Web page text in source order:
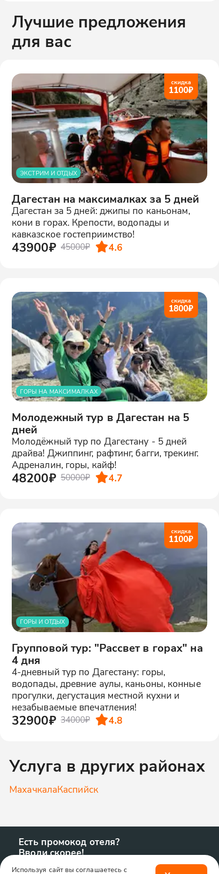
Лучшие предложения
для вас
скидка
1100₽
ЭКСТРИМ И ОТДЫХ
Дагестан на максималках за 5 дней
Дагестан за 5 дней: джипы по каньонам,
кони в горах. Крепости, водопады и
кавказское гостеприимство!
43900₽ 45000₽ 4.6
скидка
1800₽
ГОРЫ НА МАКСИМАЛКАХ
Молодежный тур в Дагестан на 5
дней
Молодёжный тур по Дагестану - 5 дней
драйва! Джиппинг, рафтинг, багги, трекинг.
Адреналин, горы, кайф!
48200₽ 50000₽ 4.7
скидка
1100₽
ГОРЫ И ОТДЫХ
Групповой тур: "Рассвет в горах" на
4 дня
4-дневный тур по Дагестану: горы,
водопады, древние аулы, каньоны, конные
прогулки, дегустация местной кухни и
незабываемые впечатления!
32900₽ 34000₽ 4.8
Услуга в других районах
МахачкалаКаспийск
Есть промокод отеля?
Вводи скорее!
Используя сайт вы соглашаетесь с